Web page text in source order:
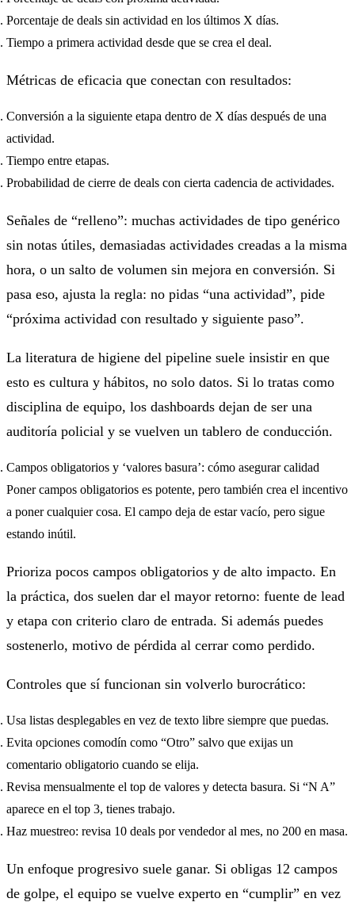
Porcentaje de deals sin actividad en los últimos X días.
Tiempo a primera actividad desde que se crea el deal.
Métricas de eficacia que conectan con resultados:
Conversión a la siguiente etapa dentro de X días después de una
actividad.
Tiempo entre etapas.
Probabilidad de cierre de deals con cierta cadencia de actividades.
Señales de “relleno”: muchas actividades de tipo genérico
sin notas útiles, demasiadas actividades creadas a la misma
hora, o un salto de volumen sin mejora en conversión. Si
pasa eso, ajusta la regla: no pidas “una actividad”, pide
“próxima actividad con resultado y siguiente paso”.
La literatura de higiene del pipeline suele insistir en que
esto es cultura y hábitos, no solo datos. Si lo tratas como
disciplina de equipo, los dashboards dejan de ser una
auditoría policial y se vuelven un tablero de conducción.
Campos obligatorios y ‘valores basura’: cómo asegurar calidad
Poner campos obligatorios es potente, pero también crea el incentivo
a poner cualquier cosa. El campo deja de estar vacío, pero sigue
estando inútil.
Prioriza pocos campos obligatorios y de alto impacto. En
la práctica, dos suelen dar el mayor retorno: fuente de lead
y etapa con criterio claro de entrada. Si además puedes
sostenerlo, motivo de pérdida al cerrar como perdido.
Controles que sí funcionan sin volverlo burocrático:
Usa listas desplegables en vez de texto libre siempre que puedas.
Evita opciones comodín como “Otro” salvo que exijas un
comentario obligatorio cuando se elija.
Revisa mensualmente el top de valores y detecta basura. Si “N A”
aparece en el top 3, tienes trabajo.
Haz muestreo: revisa 10 deals por vendedor al mes, no 200 en masa.
Un enfoque progresivo suele ganar. Si obligas 12 campos
de golpe, el equipo se vuelve experto en “cumplir” en vez